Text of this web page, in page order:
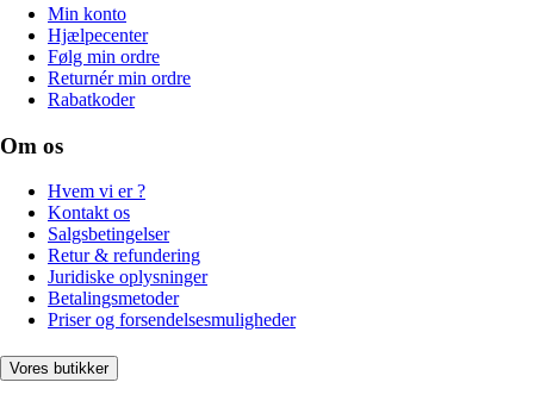
Min konto
Hjælpecenter
Følg min ordre
Returnér min ordre
Rabatkoder
Om os
Hvem vi er ?
Kontakt os
Salgsbetingelser
Retur & refundering
Juridiske oplysninger
Betalingsmetoder
Priser og forsendelsesmuligheder
Vores butikker